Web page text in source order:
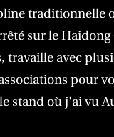
traditionnelle
sur le
avec
pour
stand où j'ai vu